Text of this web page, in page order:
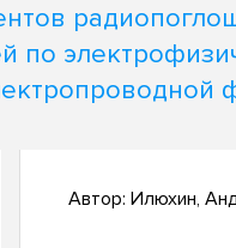
по
Автор: Илюхин,